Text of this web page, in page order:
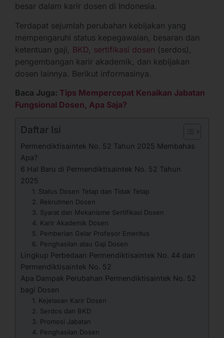
besar dalam karir dosen di Indonesia.
Terdapat sejumlah perubahan kebijakan yang
mempengaruhi status kepegawaian, besaran dan
ketentuan gaji, BKD sertifikasi dosen (serdos),
pengembangan karir akademik, dan kebijakan
dosen lainnya. Berikut informasinya.
Baca Juga: Tips Mempercepat Kenaikan Jabatan
Fungsional Dosen, Apa Saja?
Daftar Isi
Permendiktisaintek No. 52 Tahun 2025 Membahas
Apa?
6 Hal Baru di Permendiktisaintek No. 52 Tahun
2025
1. Status Dosen Tetap dan Tidak Tetap
2. Rekrutmen Dosen
3. Syarat dan Mekanisme Sertifikasi Dosen
4. Karir Akademik Dosen
5. Pemberian Gelar Profesor Emeritus
6. Penghasilan atau Gaji Dosen
Lingkup Perbedaan Permendiktisaintek No. 44 dan
Permendiktisaintek No. 52
Apa Dampak Perubahan Permendiktisaintek No. 52
bagi Dosen
1. Kejelasan Karir Dosen
2. Serdos dan BKD
3. Promosi Jabatan
4. Penghasilan Dosen